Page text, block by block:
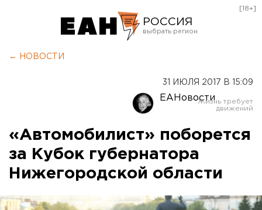
РОССИЯ
Оренбург
[18+]
← НОВОСТИ
31 ИЮЛЯ 2017 В 15:09
ЕАНовости
«Автомобилист» поборется
за Кубок губернатора
Нижегородской области